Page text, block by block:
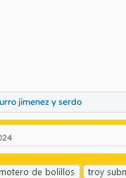
jimenez y serdo